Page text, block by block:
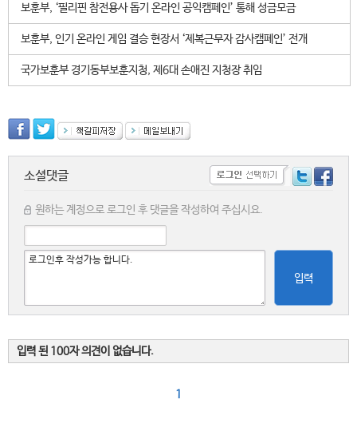
보훈부, ‘필리핀 참전용사 돕기 온라인 공익캠페인’ 통해 성금모금
보훈부, 인기 온라인 게임 결승 현장서 ‘제복근무자 감사캠페인’ 전개
국가보훈부 경기동부보훈지청, 제6대 손애진 지청장 취임
소셜댓글
원하는 계정으로 로그인 후 댓글을 작성하여 주십시요.
입력
입력 된 100자 의견이 없습니다.
1